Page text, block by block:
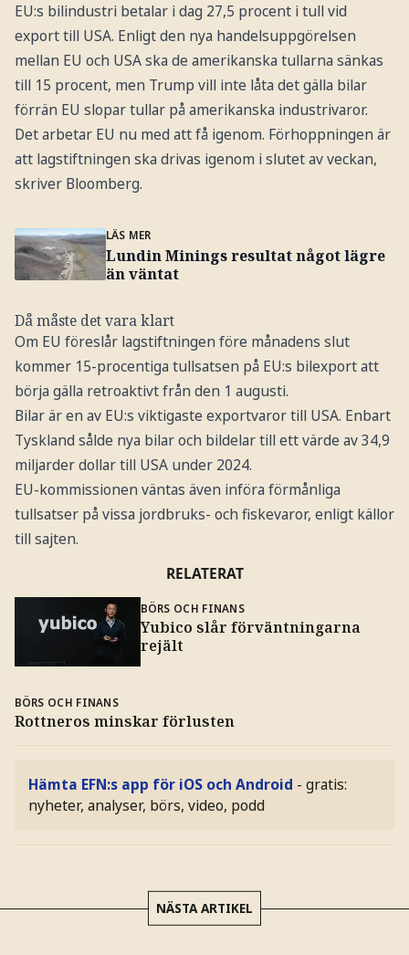
EU:s bilindustri betalar i dag 27,5 procent i tull vid
export till USA. Enligt den nya handelsuppgörelsen
mellan EU och USA ska de amerikanska tullarna sänkas
till 15 procent, men Trump vill inte låta det gälla bilar
förrän EU slopar tullar på amerikanska industrivaror.
Det arbetar EU nu med att få igenom. Förhoppningen är
att lagstiftningen ska drivas igenom i slutet av veckan,
skriver Bloomberg.
LÄS MER
Lundin Minings resultat något lägre
än väntat
Då måste det vara klart
Om EU föreslår lagstiftningen före månadens slut
kommer 15-procentiga tullsatsen på EU:s bilexport att
börja gälla retroaktivt från den 1 augusti.
Bilar är en av EU:s viktigaste exportvaror till USA. Enbart
Tyskland sålde nya bilar och bildelar till ett värde av 34,9
miljarder dollar till USA under 2024.
EU-kommissionen väntas även införa förmånliga
tullsatser på vissa jordbruks- och fiskevaror, enligt källor
till sajten.
RELATERAT
BÖRS OCH FINANS
Yubico slår förväntningarna
rejält
BÖRS OCH FINANS
Rottneros minskar förlusten
Hämta EFN:s app för iOS och Android - gratis:
nyheter, analyser, börs, video, podd
NÄSTA ARTIKEL